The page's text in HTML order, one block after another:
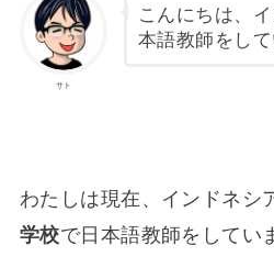
サト
こんにちは、
本語教師をして
わたしは現在、インドネシ
学校で日本語教師をしてい